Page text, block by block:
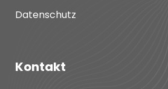
Datenschutz
Kontakt